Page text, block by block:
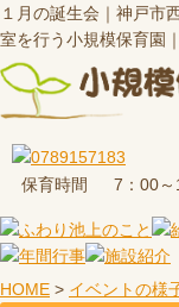
１月の誕生会｜神戸市
室を行う小規模保育園
保育時間 7：00
HOME > イベントの様